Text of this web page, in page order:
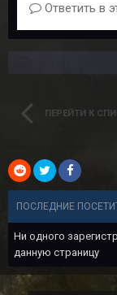
Ответить в
ПЕРЕЙТИ К
ПОСЛЕДНИЕ
Ни одного
данную страницу